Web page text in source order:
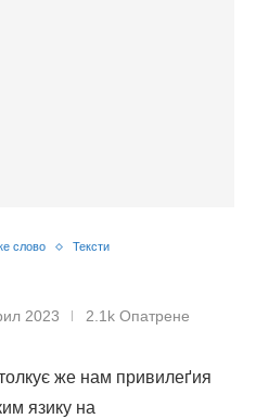
слово Тексти
2023 2.1k Опатрене
же нам привилеґия
язику на